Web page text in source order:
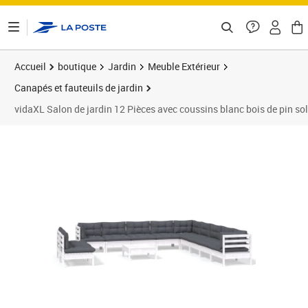
Accueil boutique Jardin
Meuble Extérieur
Canapés et fauteuils de jardin
vidaXL Salon de jardin 12 Pièces avec coussins blanc bois de pin